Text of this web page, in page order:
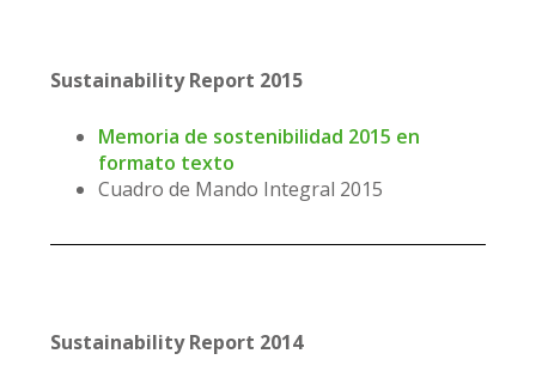
Sustainability Report 2015
Memoria de sostenibilidad 2015 en
formato texto
Cuadro de Mando Integral 2015
Sustainability Report 2014